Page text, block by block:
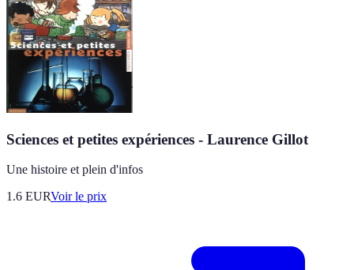
Sciences et petites expériences - Laurence Gillot
Une histoire et plein d'infos
1.6 EURVoir le prix